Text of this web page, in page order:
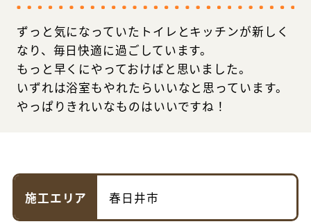
ずっと気になっていたトイレとキッチンが新しく
なり、毎日快適に過ごしています。
もっと早くにやっておけばと思いました。
いずれは浴室もやれたらいいなと思っています。
やっぱりきれいなものはいいですね！
施工エリア 春日井市